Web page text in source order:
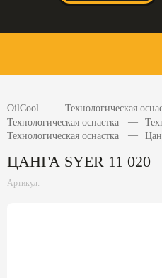
OilCool
Технологическая
Технологическая оснастка
Технологическая оснастка
ЦАНГА SYER 11 020
Артикул: